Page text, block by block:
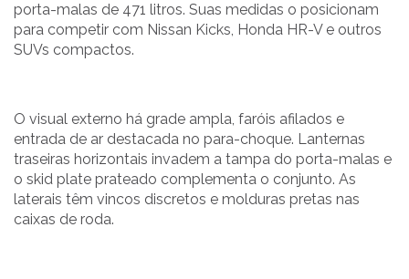
porta-malas de 471 litros. Suas medidas o posicionam
para competir com Nissan Kicks, Honda HR-V e outros
SUVs compactos.
O visual externo há grade ampla, faróis afilados e
entrada de ar destacada no para-choque. Lanternas
traseiras horizontais invadem a tampa do porta-malas e
o skid plate prateado complementa o conjunto. As
laterais têm vincos discretos e molduras pretas nas
caixas de roda.